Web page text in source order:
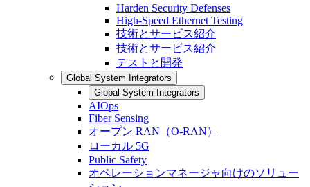
Harden Security Defenses
High-Speed Ethernet Testing
技術とサービス紹介
技術とサービス紹介
テストと開発
Global System Integrators
Global System Integrators
AIOps
Fiber Sensing
オープン RAN（O-RAN）
ローカル 5G
Public Safety
オペレーションマネージャ向けのソリュー